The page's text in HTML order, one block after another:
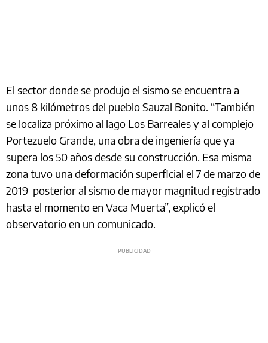
El sector donde se produjo el sismo se encuentra a
unos 8 kilómetros del pueblo Sauzal Bonito. “También
se localiza próximo al lago Los Barreales y al complejo
Portezuelo Grande, una obra de ingeniería que ya
supera los 50 años desde su construcción. Esa misma
zona tuvo una deformación superficial el 7 de marzo de
2019 posterior al sismo de mayor magnitud registrado
hasta el momento en Vaca Muerta”, explicó el
observatorio en un comunicado.